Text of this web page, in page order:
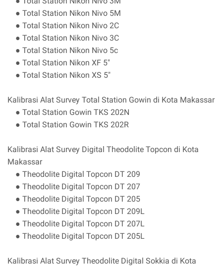
● Total Station Nikon Nivo 5M
● Total Station Nikon Nivo 2C
● Total Station Nikon Nivo 3C
● Total Station Nikon Nivo 5c
● Total Station Nikon XF 5"
● Total Station Nikon XS 5"
Kalibrasi Alat Survey Total Station Gowin di Kota Makassar
● Total Station Gowin TKS 202N
● Total Station Gowin TKS 202R
Kalibrasi Alat Survey Digital Theodolite Topcon di Kota
Makassar
● Theodolite Digital Topcon DT 209
● Theodolite Digital Topcon DT 207
● Theodolite Digital Topcon DT 205
● Theodolite Digital Topcon DT 209L
● Theodolite Digital Topcon DT 207L
● Theodolite Digital Topcon DT 205L
Kalibrasi Alat Survey Theodolite Digital Sokkia di Kota